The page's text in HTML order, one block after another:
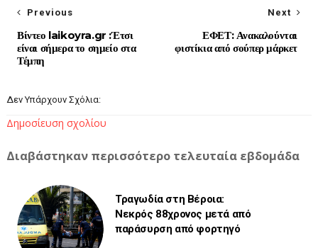
Next
ΕΦΕΤ: Ανακαλούνται
φιστίκια από σούπερ μάρκετ
Previous
Βίντεο laikoyra.gr :Έτσι
είναι σήμερα το σημείο στα
Τέμπη
Δεν Υπάρχουν Σχόλια:
Δημοσίευση σχολίου
Διαβάστηκαν περισσότερο τελευταία εβδομάδα
Τραγωδία στη Βέροια:
Νεκρός 88χρονος μετά από
παράσυρση από φορτηγό